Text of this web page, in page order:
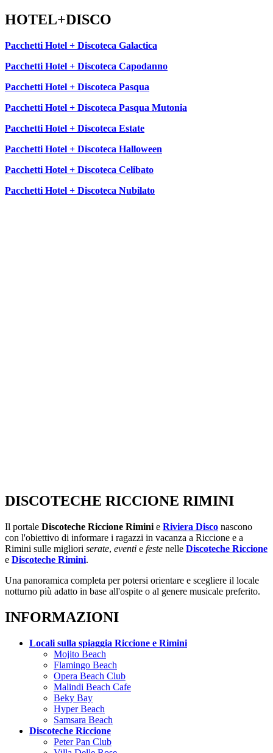
HOTEL+DISCO
Pacchetti Hotel + Discoteca Galactica
Pacchetti Hotel + Discoteca Capodanno
Pacchetti Hotel + Discoteca Pasqua
Pacchetti Hotel + Discoteca Pasqua Mutonia
Pacchetti Hotel + Discoteca Estate
Pacchetti Hotel + Discoteca Halloween
Pacchetti Hotel + Discoteca Celibato
Pacchetti Hotel + Discoteca Nubilato
DISCOTECHE RICCIONE RIMINI
Il portale Discoteche Riccione Rimini e Riviera Disco nascono
con l'obiettivo di informare i ragazzi in vacanza a Riccione e a
Rimini sulle migliori serate, eventi e feste nelle Discoteche Riccione
e Discoteche Rimini.
Una panoramica completa per potersi orientare e scegliere il locale
notturno più adatto in base all'ospite o al genere musicale preferito.
INFORMAZIONI
Locali sulla spiaggia Riccione e Rimini
Mojito Beach
Flamingo Beach
Opera Beach Club
Malindi Beach Cafe
Beky Bay
Hyper Beach
Samsara Beach
Discoteche Riccione
Peter Pan Club